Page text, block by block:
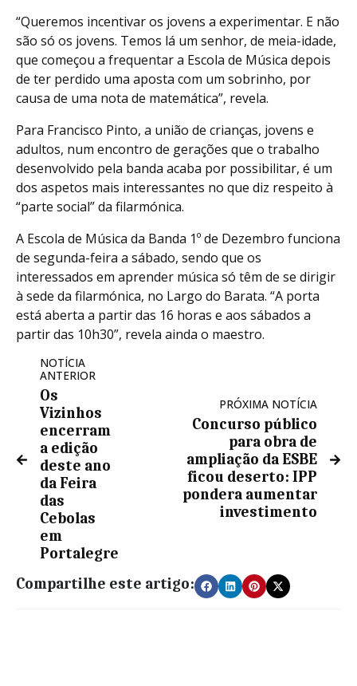
“Queremos incentivar os jovens a experimentar. E não
são só os jovens. Temos lá um senhor, de meia-idade,
que começou a frequentar a Escola de Música depois
de ter perdido uma aposta com um sobrinho, por
causa de uma nota de matemática”, revela.
Para Francisco Pinto, a união de crianças, jovens e
adultos, num encontro de gerações que o trabalho
desenvolvido pela banda acaba por possibilitar, é um
dos aspetos mais interessantes no que diz respeito à
“parte social” da filarmónica.
A Escola de Música da Banda 1º de Dezembro funciona
de segunda-feira a sábado, sendo que os
interessados em aprender música só têm de se dirigir
à sede da filarmónica, no Largo do Barata. “A porta
está aberta a partir das 16 horas e aos sábados a
partir das 10h30”, revela ainda o maestro.
NOTÍCIA
ANTERIOR
Os
Vizinhos
encerram
a edição
deste ano
da Feira
das
Cebolas
em
Portalegre
PRÓXIMA NOTÍCIA
Concurso público
para obra de
ampliação da ESBE
ficou deserto: IPP
pondera aumentar
investimento
Compartilhe este artigo: